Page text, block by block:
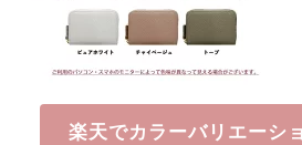
楽天でカラーバリエーシ